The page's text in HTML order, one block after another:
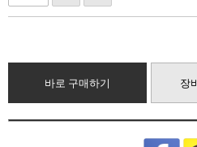
바로 구매하기 장